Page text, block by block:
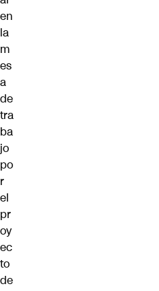
en
la
m
es
a
de
tra
ba
jo
po
r
el
pr
oy
ec
to
de